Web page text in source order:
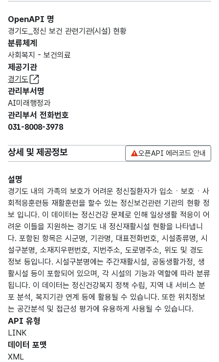
OpenAPI 명
경기도_정신 보건 관련기관(시설) 현황
분류체계
사회복지 - 보건의료
제공기관
경기도
관리부서명
AI미래행정과
관리부서 전화번호
031-8008-3978
상세 및 제공정보 오픈API 에러코드 안내
설명
경기도 내의 가족의 보호가 어려운 정신질환자가 입소ㆍ보호ㆍ사
회적응훈련등 재활훈련을 할수 있는 정신보건관련 기관의 현황 정
보 입니다. 이 데이터는 정신건강 문제로 인해 일상생활 적응이 어
려운 이들을 지원하는 경기도 내 정신재활시설 현황을 나타냅니
다. 포함된 항목은 시군명, 기관명, 대표전화번호, 시설종류명, 시
설구분명, 소재지우편번호, 지번주소, 도로명주소, 위도 및 경도
정보 등입니다. 시설구분명에는 주간재활시설, 공동생활가정, 생
활시설 등이 포함되어 있으며, 각 시설의 기능과 역할에 따라 분류
됩니다. 이 데이터는 정신건강복지 정책 수립, 지역 내 서비스 분
포 분석, 복지기관 연계 등에 활용될 수 있습니다. 또한 위치정보
는 공간분석 및 접근성 평가에 유용하게 사용될 수 있습니다.
API 유형
LINK
데이터 포맷
XML